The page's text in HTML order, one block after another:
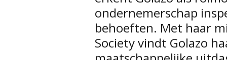
ondernemerschap
behoeften. Met haar
Society vindt Golazo